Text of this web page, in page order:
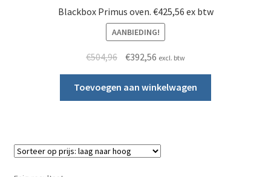
KITTEC/Bentrup regelaars
Kleiwalsen & kleipersen & strengpers
NIEUW NABERTHERM OVEN in het assortiment
Blackbox Primus oven. €425,56 ex btw
AANBIEDING!
€504,96 Oorspronkelijke prijs was: €504,96.
€392,56Huidige prijs is: €392,56.
excl. btw
Toevoegen aan winkelwagen